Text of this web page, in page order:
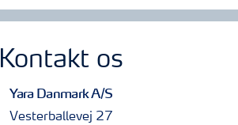
Kontakt os
Yara Danmark A/S
Vesterballevej 27